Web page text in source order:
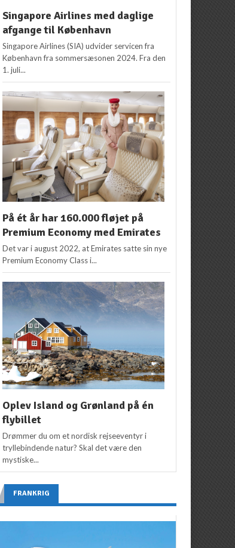
Singapore Airlines med daglige
afgange til København
Singapore Airlines (SIA) udvider servicen fra
København fra sommersæsonen 2024. Fra den
1. juli...
På ét år har 160.000 fløjet på
Premium Economy med Emirates
Det var i august 2022, at Emirates satte sin nye
Premium Economy Class i...
Oplev Island og Grønland på én
flybillet
Drømmer du om et nordisk rejseeventyr i
tryllebindende natur? Skal det være den
mystiske...
FRANKRIG